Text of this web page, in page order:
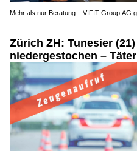
Mehr als nur Beratung – VIFIT Group AG
Zürich ZH: Tunesier
niedergestochen –